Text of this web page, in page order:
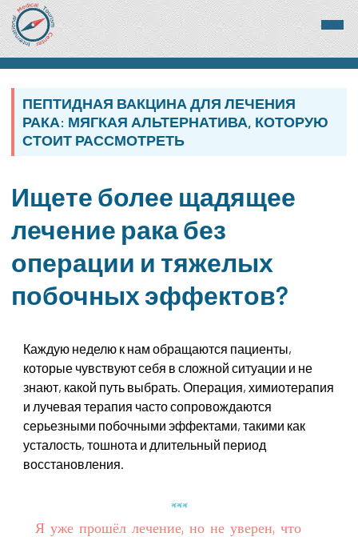
ПЕПТИДНАЯ ВАКЦИНА ДЛЯ ЛЕЧЕНИЯ
РАКА: МЯГКАЯ АЛЬТЕРНАТИВА, КОТОРУЮ
СТОИТ РАССМОТРЕТЬ
Ищете более щадящее
лечение рака без
операции и тяжелых
побочных эффектов?
Каждую неделю к нам обращаются пациенты,
которые чувствуют себя в сложной ситуации и не
знают, какой путь выбрать. Операция, химиотерапия
и лучевая терапия часто сопровождаются
серьезными побочными эффектами, такими как
усталость, тошнота и длительный период
восстановления.
Я уже прошёл лечение, но не уверен, что